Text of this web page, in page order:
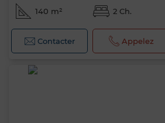
140 m² 2 Ch.
Contacter Appelez